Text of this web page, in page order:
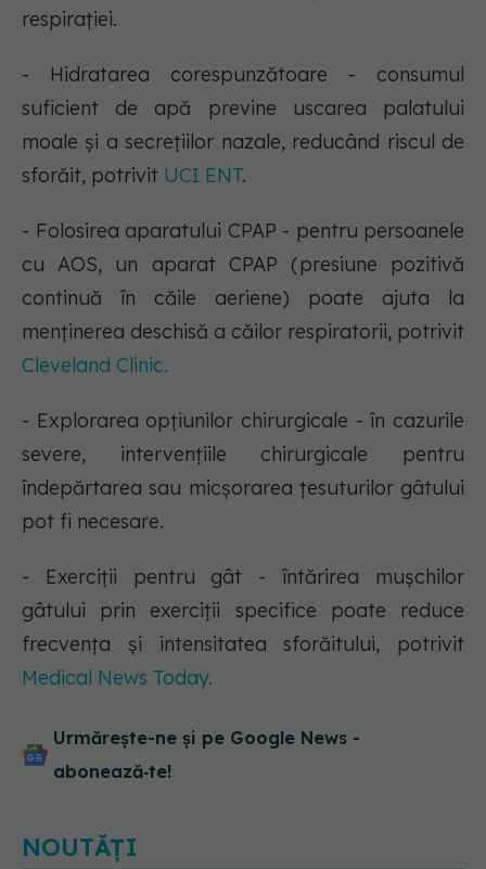
respirației.
- Hidratarea corespunzătoare - consumul
suficient de apă previne uscarea palatului
moale și a secrețiilor nazale, reducând riscul de
sforăit, potrivit UCI ENT.
- Folosirea aparatului CPAP - pentru persoanele
cu AOS, un aparat CPAP (presiune pozitivă
continuă în căile aeriene) poate ajuta la
menținerea deschisă a căilor respiratorii, potrivit
Cleveland Clinic.
- Explorarea opțiunilor chirurgicale - în cazurile
severe, intervențiile chirurgicale pentru
îndepărtarea sau micșorarea țesuturilor gâtului
pot fi necesare.
- Exerciții pentru gât - întărirea mușchilor
gâtului prin exerciții specifice poate reduce
frecvența și intensitatea sforăitului, potrivit
Medical News Today.
Urmărește-ne și pe Google News -
abonează‑te!
NOUTĂȚI